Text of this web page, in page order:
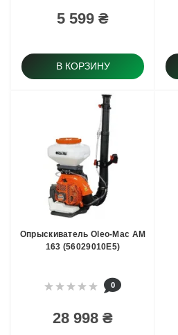
5 599 ₴
В КОРЗИНУ
Опрыскиватель Oleo-Mac АМ
163 (56029010E5)
0
28 998 ₴